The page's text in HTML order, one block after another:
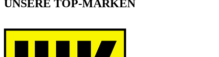
UNSERE TOP-MARKEN